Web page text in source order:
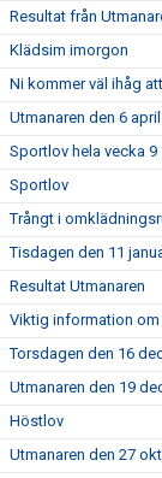
Resultat från
Klädsim imorgon
Ni kommer väl ihåg
Utmanaren den 6 april
Sportlov hela vecka 9
Sportlov
Trångt i
Tisdagen den 11
Resultat Utmanaren
Viktig information om
Torsdagen den 16
Utmanaren den 19
Höstlov
Utmanaren den 27